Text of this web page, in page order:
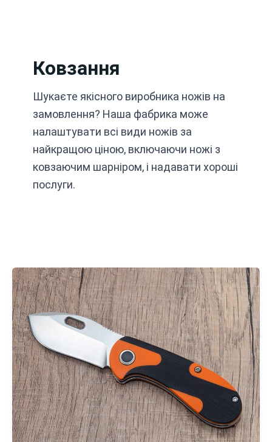
Ковзання
Шукаєте якісного виробника ножів на
замовлення? Наша фабрика може
налаштувати всі види ножів за
найкращою ціною, включаючи ножі з
ковзаючим шарніром, і надавати хороші
послуги.